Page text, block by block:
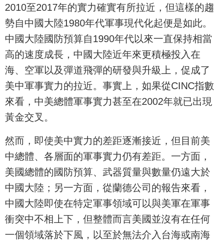
2010至2017年的實力確實有所拉近，但這樣的趨
勢自中國大陸1980年代軍事現代化起便是如此。
中國大陸國防預算自1990年代以來一直保持相當
高的速度成長，中國大陸近年來更積極投入在
海、空軍以及彈道飛彈的研發與升級上，促成了
美中軍事實力的拉近。事實上，如果從CINC指數
來看，中美總體軍事實力甚至在2002年就已出現
黃金交叉。
然而，即使美中實力的差距逐漸接近，但目前美
中總體、各層面的軍事實力仍有差距。一方面，
美國總體的國防預算、武器質量與數量仍遠大於
中國大陸；另一方面，從蘭德公司的報告來看，
中國大陸即使在特定軍事領域可以與美軍在軍事
衝突中不相上下，但整體而言美國並沒有在任何
一個領域落於下風，以至於無法介入台海或南海